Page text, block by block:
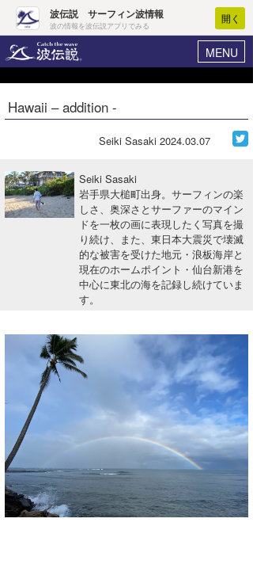
波伝説 サーフィン波情報
波の情報を波伝説アプリでみる
開く
MENU
ヘルプ マイホーム
ログイン
波情報･概況
WAVE HUNTER波予想ツール
サーフィンエリアガイド
会員メニュー
今月のプレゼント
Hawaii – addition -
Seiki Sasaki 2024.03.07
Seiki Sasaki
岩手県大槌町出身。サーフィンの楽
しさ、奥深さとサーファーのマイン
ドを一枚の画に表現したく写真を撮
り続け、また、東日本大震災で壊滅
的な被害を受けた地元・浪板海岸と
現在のホームポイント・仙台新港を
中心に東北の海を記録し続けていま
す。
Core Surf Japan
ファッション/グッズ
アート＆エンタメ
ショップ情報
ショップ情報
湘南
千葉北
千葉南
大阪
ウラナミ
お知らせ
その他
ルール＆How to
VOTE!
サーファーズ